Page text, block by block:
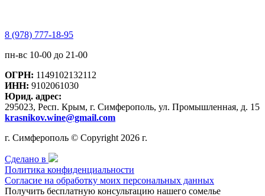
8 (978) 777-18-95
пн-вс 10-00 до 21-00
ОГРН: 1149102132112
ИНН: 9102061030
Юрид. адрес:
295023, Респ. Крым, г. Симферополь, ул. Промышленная, д. 15
krasnikov.wine@gmail.com
г. Симферополь © Copyright 2026 г.
Сделано в
Политика конфиденциальности
Согласие на обработку моих персональных данных
Получить бесплатную консультацию нашего сомелье